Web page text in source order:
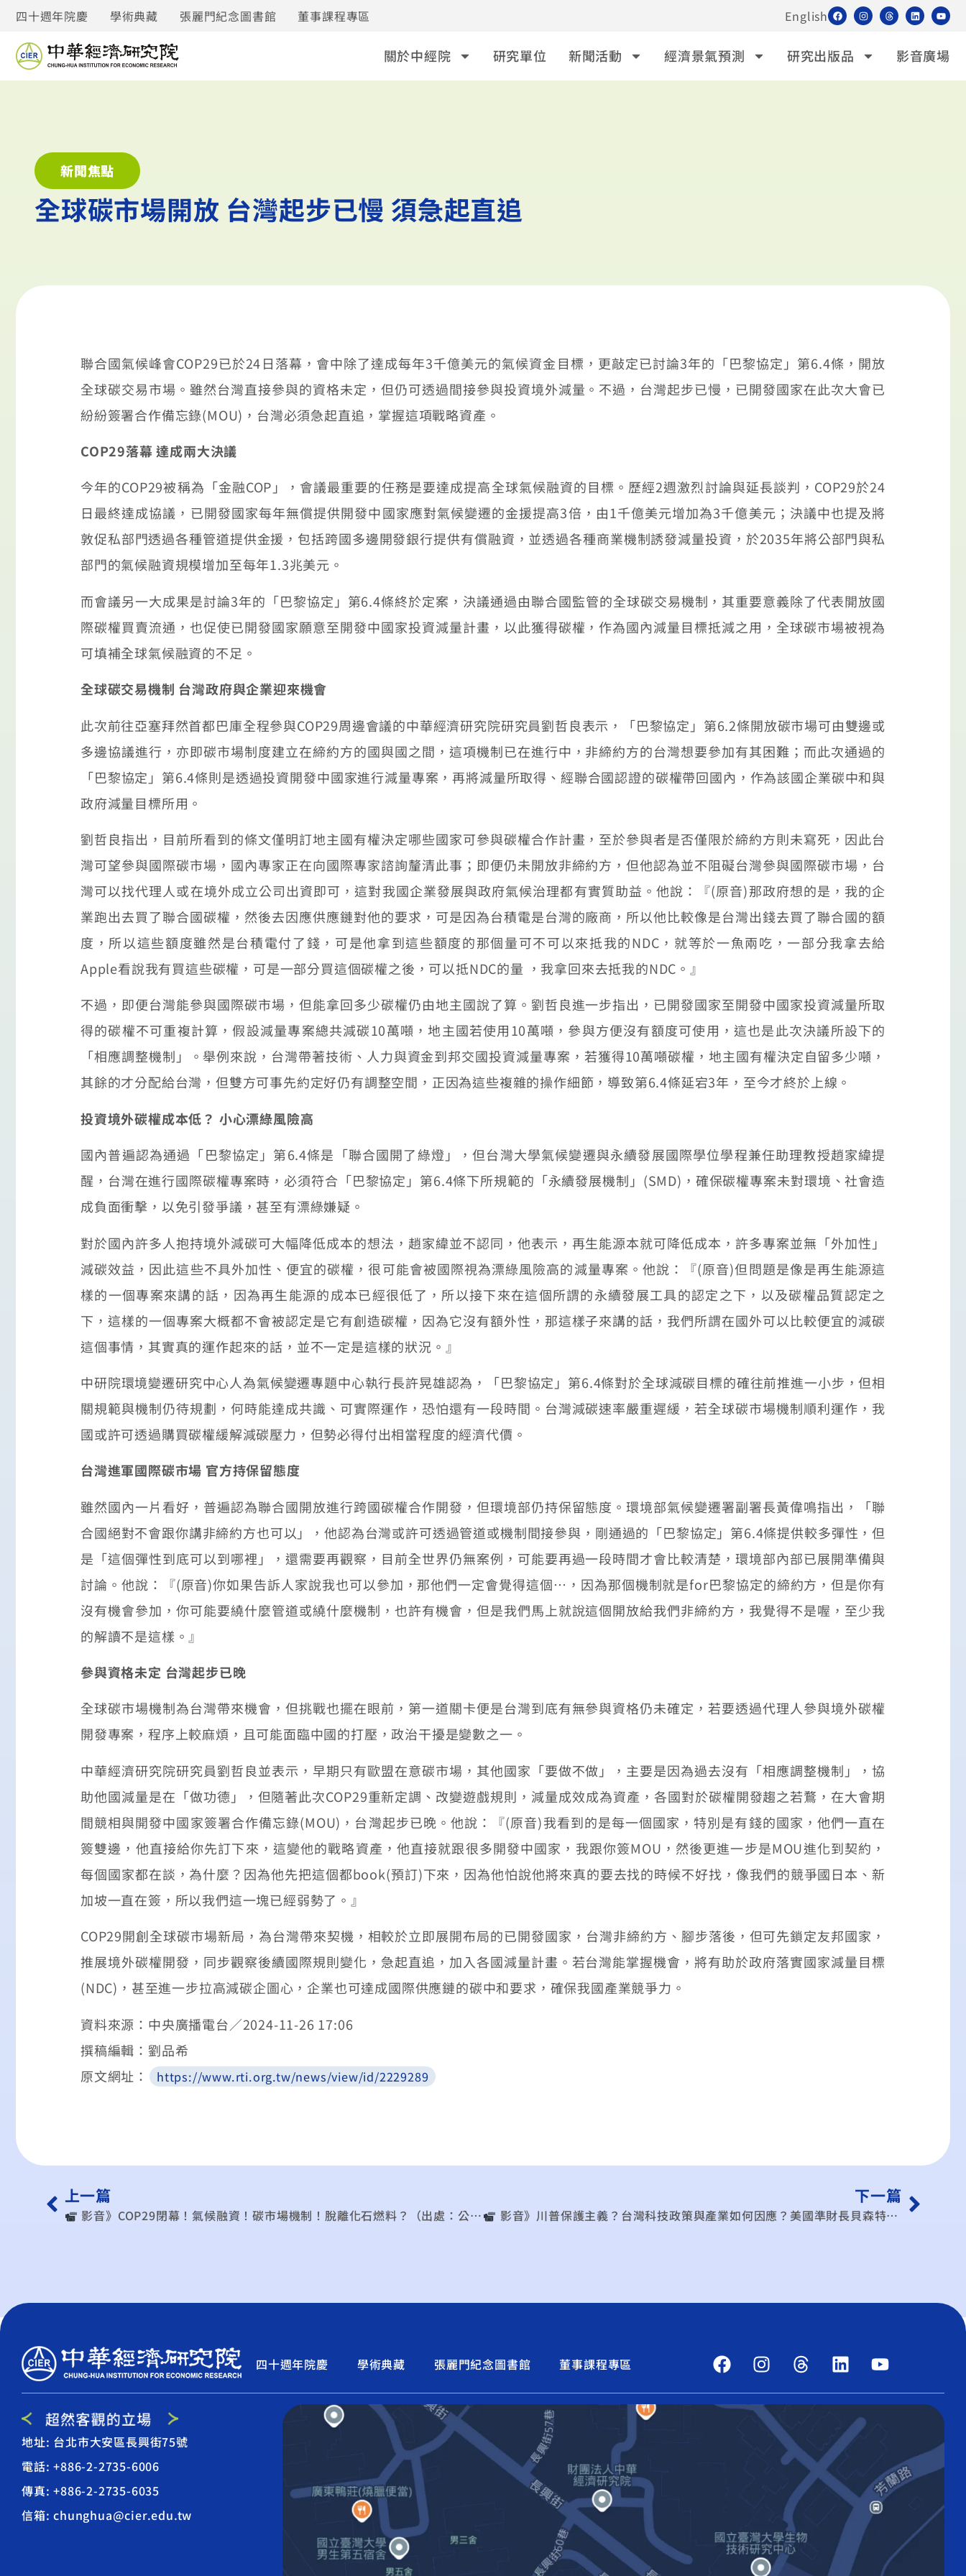
四十週年院慶 學術典藏 張麗門紀念圖書館 董事課程專區 English
關於中經院 研究單位 新聞活動 經濟景氣預測 研究出版品 影音廣場
新聞焦點
全球碳市場開放 台灣起步已慢 須急起直追
聯合國氣候峰會COP29已於24日落幕，會中除了達成每年3千億美元的氣候資金目標，更敲定已討論3年的「巴黎協定」第6.4條，開放
全球碳交易市場。雖然台灣直接參與的資格未定，但仍可透過間接參與投資境外減量。不過，台灣起步已慢，已開發國家在此次大會已
紛紛簽署合作備忘錄(MOU)，台灣必須急起直追，掌握這項戰略資產。
COP29落幕 達成兩大決議
今年的COP29被稱為「金融COP」，會議最重要的任務是要達成提高全球氣候融資的目標。歷經2週激烈討論與延長談判，COP29於24
日最終達成協議，已開發國家每年無償提供開發中國家應對氣候變遷的金援提高3倍，由1千億美元增加為3千億美元；決議中也提及將
敦促私部門透過各種管道提供金援，包括跨國多邊開發銀行提供有償融資，並透過各種商業機制誘發減量投資，於2035年將公部門與私
部門的氣候融資規模增加至每年1.3兆美元。
而會議另一大成果是討論3年的「巴黎協定」第6.4條終於定案，決議通過由聯合國監管的全球碳交易機制，其重要意義除了代表開放國
際碳權買賣流通，也促使已開發國家願意至開發中國家投資減量計畫，以此獲得碳權，作為國內減量目標抵減之用，全球碳市場被視為
可填補全球氣候融資的不足。
全球碳交易機制 台灣政府與企業迎來機會
此次前往亞塞拜然首都巴庫全程參與COP29周邊會議的中華經濟研究院研究員劉哲良表示，「巴黎協定」第6.2條開放碳市場可由雙邊或
多邊協議進行，亦即碳市場制度建立在締約方的國與國之間，這項機制已在進行中，非締約方的台灣想要參加有其困難；而此次通過的
「巴黎協定」第6.4條則是透過投資開發中國家進行減量專案，再將減量所取得、經聯合國認證的碳權帶回國內，作為該國企業碳中和與
政府減量目標所用。
劉哲良指出，目前所看到的條文僅明訂地主國有權決定哪些國家可參與碳權合作計畫，至於參與者是否僅限於締約方則未寫死，因此台
灣可望參與國際碳市場，國內專家正在向國際專家諮詢釐清此事；即便仍未開放非締約方，但他認為並不阻礙台灣參與國際碳市場，台
灣可以找代理人或在境外成立公司出資即可，這對我國企業發展與政府氣候治理都有實質助益。他說：『(原音)那政府想的是，我的企
業跑出去買了聯合國碳權，然後去因應供應鏈對他的要求，可是因為台積電是台灣的廠商，所以他比較像是台灣出錢去買了聯合國的額
度，所以這些額度雖然是台積電付了錢，可是他拿到這些額度的那個量可不可以來抵我的NDC，就等於一魚兩吃，一部分我拿去給
Apple看說我有買這些碳權，可是一部分買這個碳權之後，可以抵NDC的量 ，我拿回來去抵我的NDC。』
不過，即便台灣能參與國際碳市場，但能拿回多少碳權仍由地主國說了算。劉哲良進一步指出，已開發國家至開發中國家投資減量所取
得的碳權不可重複計算，假設減量專案總共減碳10萬噸，地主國若使用10萬噸，參與方便沒有額度可使用，這也是此次決議所設下的
「相應調整機制」。舉例來說，台灣帶著技術、人力與資金到邦交國投資減量專案，若獲得10萬噸碳權，地主國有權決定自留多少噸，
其餘的才分配給台灣，但雙方可事先約定好仍有調整空間，正因為這些複雜的操作細節，導致第6.4條延宕3年，至今才終於上線。
投資境外碳權成本低？ 小心漂綠風險高
國內普遍認為通過「巴黎協定」第6.4條是「聯合國開了綠燈」，但台灣大學氣候變遷與永續發展國際學位學程兼任助理教授趙家緯提
醒，台灣在進行國際碳權專案時，必須符合「巴黎協定」第6.4條下所規範的「永續發展機制」(SMD)，確保碳權專案未對環境、社會造
成負面衝擊，以免引發爭議，甚至有漂綠嫌疑。
對於國內許多人抱持境外減碳可大幅降低成本的想法，趙家緯並不認同，他表示，再生能源本就可降低成本，許多專案並無「外加性」
減碳效益，因此這些不具外加性、便宜的碳權，很可能會被國際視為漂綠風險高的減量專案。他說：『(原音)但問題是像是再生能源這
樣的一個專案來講的話，因為再生能源的成本已經很低了，所以接下來在這個所謂的永續發展工具的認定之下，以及碳權品質認定之
下，這樣的一個專案大概都不會被認定是它有創造碳權，因為它沒有額外性，那這樣子來講的話，我們所謂在國外可以比較便宜的減碳
這個事情，其實真的運作起來的話，並不一定是這樣的狀況。』
中研院環境變遷研究中心人為氣候變遷專題中心執行長許晃雄認為，「巴黎協定」第6.4條對於全球減碳目標的確往前推進一小步，但相
關規範與機制仍待規劃，何時能達成共識、可實際運作，恐怕還有一段時間。台灣減碳速率嚴重遲緩，若全球碳市場機制順利運作，我
國或許可透過購買碳權緩解減碳壓力，但勢必得付出相當程度的經濟代價。
台灣進軍國際碳市場 官方持保留態度
雖然國內一片看好，普遍認為聯合國開放進行跨國碳權合作開發，但環境部仍持保留態度。環境部氣候變遷署副署長黃偉鳴指出，「聯
合國絕對不會跟你講非締約方也可以」，他認為台灣或許可透過管道或機制間接參與，剛通過的「巴黎協定」第6.4條提供較多彈性，但
是「這個彈性到底可以到哪裡」，還需要再觀察，目前全世界仍無案例，可能要再過一段時間才會比較清楚，環境部內部已展開準備與
討論。他說：『(原音)你如果告訴人家說我也可以參加，那他們一定會覺得這個…，因為那個機制就是for巴黎協定的締約方，但是你有
沒有機會參加，你可能要繞什麼管道或繞什麼機制，也許有機會，但是我們馬上就說這個開放給我們非締約方，我覺得不是喔，至少我
的解讀不是這樣。』
參與資格未定 台灣起步已晚
全球碳市場機制為台灣帶來機會，但挑戰也擺在眼前，第一道關卡便是台灣到底有無參與資格仍未確定，若要透過代理人參與境外碳權
開發專案，程序上較麻煩，且可能面臨中國的打壓，政治干擾是變數之一。
中華經濟研究院研究員劉哲良並表示，早期只有歐盟在意碳市場，其他國家「要做不做」，主要是因為過去沒有「相應調整機制」，協
助他國減量是在「做功德」，但隨著此次COP29重新定調、改變遊戲規則，減量成效成為資產，各國對於碳權開發趨之若鶩，在大會期
間競相與開發中國家簽署合作備忘錄(MOU)，台灣起步已晚。他說：『(原音)我看到的是每一個國家，特別是有錢的國家，他們一直在
簽雙邊，他直接給你先訂下來，這變他的戰略資產，他直接就跟很多開發中國家，我跟你簽MOU，然後更進一步是MOU進化到契約，
每個國家都在談，為什麼？因為他先把這個都book(預訂)下來，因為他怕說他將來真的要去找的時候不好找，像我們的競爭國日本、新
加坡一直在簽，所以我們這一塊已經弱勢了。』
COP29開創全球碳市場新局，為台灣帶來契機，相較於立即展開布局的已開發國家，台灣非締約方、腳步落後，但可先鎖定友邦國家，
推展境外碳權開發，同步觀察後續國際規則變化，急起直追，加入各國減量計畫。若台灣能掌握機會，將有助於政府落實國家減量目標
(NDC)，甚至進一步拉高減碳企圖心，企業也可達成國際供應鏈的碳中和要求，確保我國產業競爭力。
資料來源：中央廣播電台／2024-11-26 17:06
撰稿編輯：劉品希
原文網址：
https://www.rti.org.tw/news/view/id/2229289
上一篇
︎ 影音》COP29閉幕！氣候融資！碳市場機制！脫離化石燃料？（出處：公共電視 – 有話好說）
下一篇
︎ 影音》川普保護主義？台灣科技政策與產業如何因應？美國準財長貝森特出線！川普關稅政策溫和化？（公共電視 – 有話好說）
四十週年院慶 學術典藏 張麗門紀念圖書館 董事課程專區
地址: 台北市大安區長興街75號
電話: +886-2-2735-6006
傳真: +886-2-2735-6035
信箱: chunghua@cier.edu.tw